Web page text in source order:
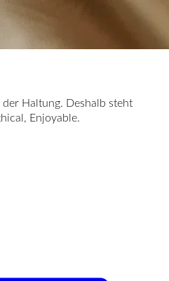
Haltung. Deshalb steht
Enjoyable.